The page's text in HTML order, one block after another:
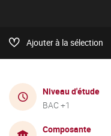
Ajouter à la sélection
Niveau d'étude
BAC +1
Composante